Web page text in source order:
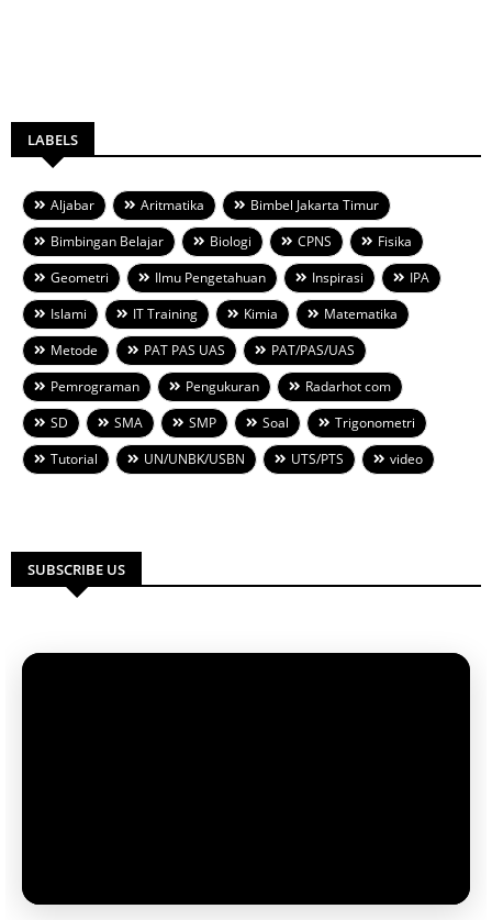
LABELS
Aljabar Aritmatika
Bimbel Jakarta Timur
Bimbingan Belajar
Biologi CPNS
Fisika
Geometri
Ilmu Pengetahuan Inspirasi
IPA
Islami
IT Training Kimia
Matematika
Metode
PAT PAS UAS
PAT/PAS/UAS
Pemrograman
Pengukuran
Radarhot com
SD
SMA SMP Soal
Trigonometri
Tutorial
UN/UNBK/USBN UTS/PTS video
SUBSCRIBE US